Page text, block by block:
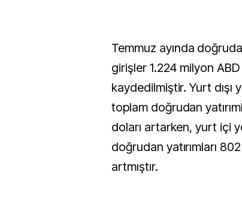
Temmuz ayında
girişler 1.224 milyon
kaydedilmiştir. Yurt dışı
toplam doğrudan
doları artarken, yurt içi
doğrudan yatırımları
artmıştır.